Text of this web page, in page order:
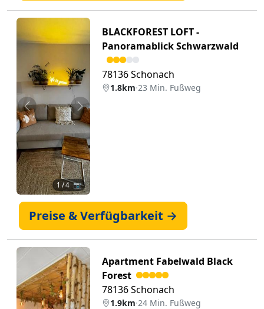
Zurück Weiter
1/ 4 📷
BLACKFOREST LOFT -
Panoramablick Schwarzwald
78136 Schonach
1.8km·23 Min. Fußweg
Preise & Verfügbarkeit →
Apartment Fabelwald Black
Forest
78136 Schonach
1.9km·24 Min. Fußweg